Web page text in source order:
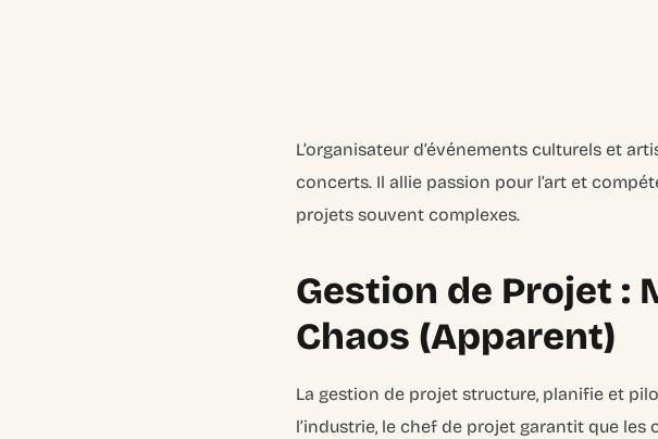
L’organisateur d’événements culturels et
concerts. Il allie passion pour l’art et
projets souvent complexes.
Gestion de Projet :
Chaos (Apparent)
La gestion de projet structure, planifie et
l’industrie, le chef de projet garantit que